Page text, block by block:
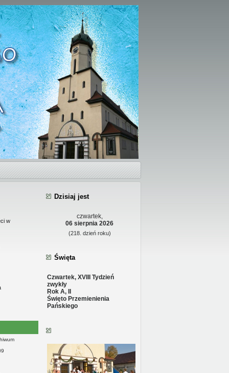
w
Dzisiaj jest
czwartek,
06 sierpnia 2026
(218. dzień roku)
Święta
Czwartek, XVIII Tydzień
zwykły
Rok A, II
Święto Przemienienia
Pańskiego